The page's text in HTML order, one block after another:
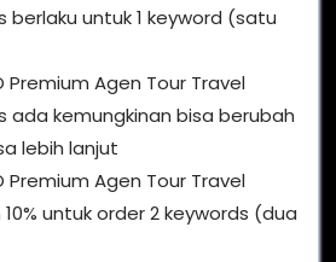
berlaku untuk 1 keyword (satu
Premium Agen Tour Travel
ada kemungkinan bisa berubah
lebih lanjut
Premium Agen Tour Travel
untuk order 2 keywords (dua